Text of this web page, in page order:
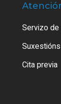
Servizo
Cita previa